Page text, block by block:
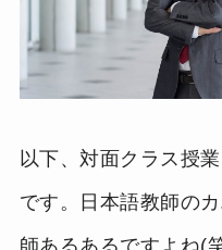
以下、対面クラス授
です。日本語教師の